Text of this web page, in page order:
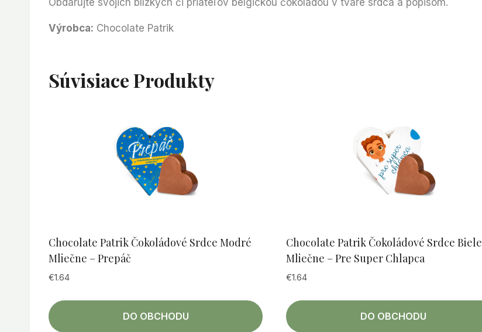
Obdarujte svojich blízkych či priateľov belgickou čokoládou v tvare srdca a popisom.
Výrobca: Chocolate Patrik
Súvisiace Produkty
Chocolate Patrik Čokoládové Srdce Modré
Mliečne – Prepáč
€1.64
DO OBCHODU
Chocolate Patrik Čokoládové Srdce Biele
Mliečne – Pre Super Chlapca
€1.64
DO OBCHODU